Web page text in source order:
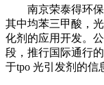
南京荣泰得环保
其中均苯三甲酸，
化剂的应用开发。
段，推行国际通行
于tpo 光引发剂的信